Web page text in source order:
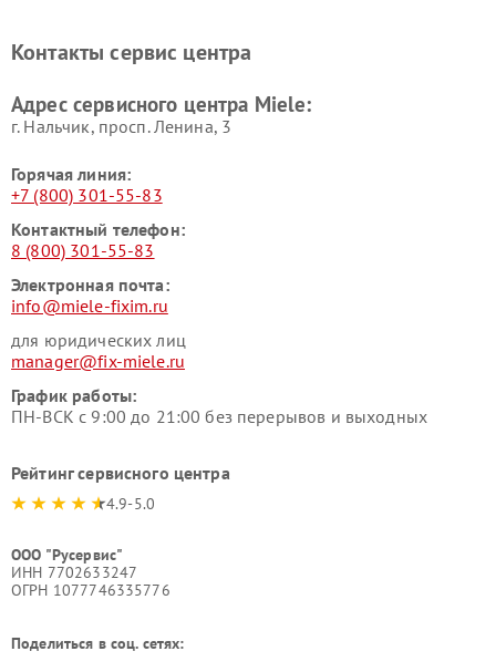
Miele
Miele
пылесосов Miele
Контакты сервис центра
Адрес сервисного центра Miele:
г. Нальчик, просп. Ленина, 3
Горячая линия:
+7 (800) 301-55-83
Контактный телефон:
8 (800) 301-55-83
Электронная почта:
info@miele-fixim.ru
для юридических лиц
manager@fix-miele.ru
График работы:
ПН-ВСК с 9:00 до 21:00 без перерывов и выходных
Рейтинг сервисного центра
4.9-5.0
ООО "Русервис"
ИНН 7702633247
ОГРН 1077746335776
Поделиться в соц. сетях: